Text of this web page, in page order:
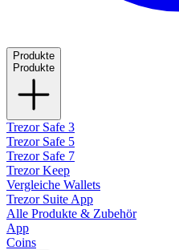
Produkte
Produkte
Trezor Safe 3
Trezor Safe 5
Trezor Safe 7
Trezor Keep
Vergleiche Wallets
Trezor Suite App
Alle Produkte & Zubehör
App
Coins